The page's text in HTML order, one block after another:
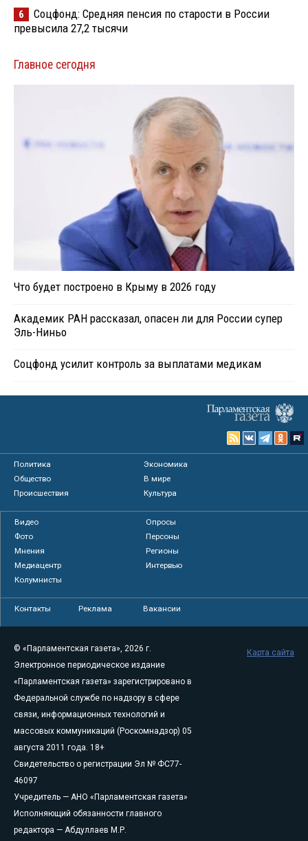
6
Соцфонд: Средняя пенсия по старости в России
превысила 27,2 тысячи
Главное сегодня
Что будет построено в Крыму в 2026 году
Академик РАН рассказал, опасен ли для России супер
Эль-Ниньо
Соцфонд усилит контроль за выплатами медикам
Политика
Экономика
Общество
В мире
Происшествия
Культура
Видео
Опросы
Фото
Персоны
Мнения
Регионы
Медиацентр
Интервью
Колумнисты
Контакты Реклама Вакансии
© «Парламентская газета», 2026 г.
Электронное периодическое издание
«Парламентская газета» зарегистрировано в
Федеральной службе по надзору в сфере
связи, информационных технологий и
массовых коммуникаций (Роскомнадзор) 05
августа 2011 года. 18+
Свидетельство о регистрации Эл № ФС77-
46097
Учредитель — АНО «Парламентская газета»
Исполняющий обязанности главного
редактора — Абдуллаев М.Р.
Карта сайта